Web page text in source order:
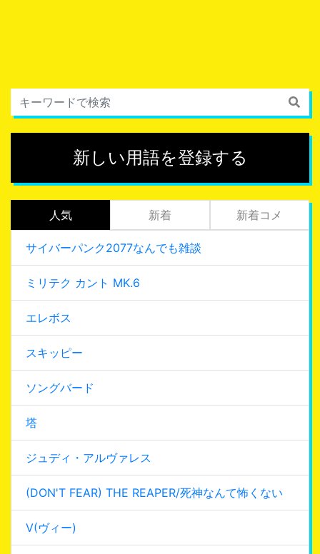
新しい用語を登録する
人気 新着 新着コメ
サイバーパンク2077なんでも雑談
ミリテク カント MK.6
エレボス
スキッピー
ソングバード
塔
ジュディ・アルヴァレス
(DON'T FEAR) THE REAPER/死神なんて怖くない
V(ヴィー)